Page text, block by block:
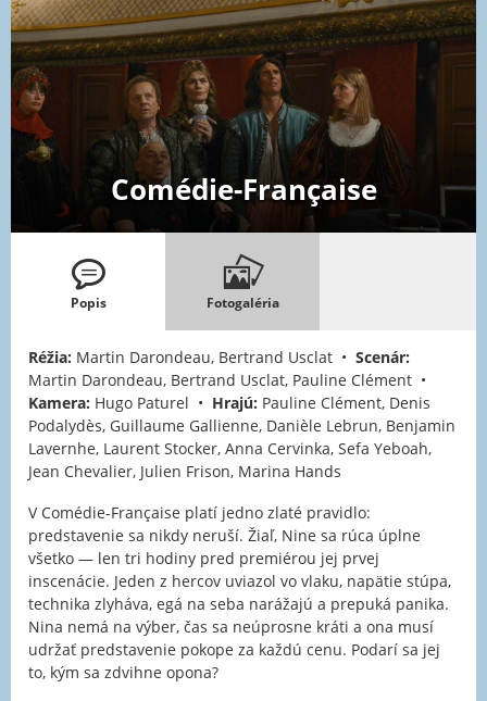
Comédie-Française
Popis Fotogaléria
Réžia: Martin Darondeau, Bertrand Usclat • Scenár:
Martin Darondeau, Bertrand Usclat, Pauline Clément •
Kamera: Hugo Paturel • Hrajú: Pauline Clément, Denis
Podalydès, Guillaume Gallienne, Danièle Lebrun, Benjamin
Lavernhe, Laurent Stocker, Anna Cervinka, Sefa Yeboah,
Jean Chevalier, Julien Frison, Marina Hands
V Comédie-Française platí jedno zlaté pravidlo:
predstavenie sa nikdy neruší. Žiaľ, Nine sa rúca úplne
všetko — len tri hodiny pred premiérou jej prvej
inscenácie. Jeden z hercov uviazol vo vlaku, napätie stúpa,
technika zlyháva, egá na seba narážajú a prepuká panika.
Nina nemá na výber, čas sa neúprosne kráti a ona musí
udržať predstavenie pokope za každú cenu. Podarí sa jej
to, kým sa zdvihne opona?